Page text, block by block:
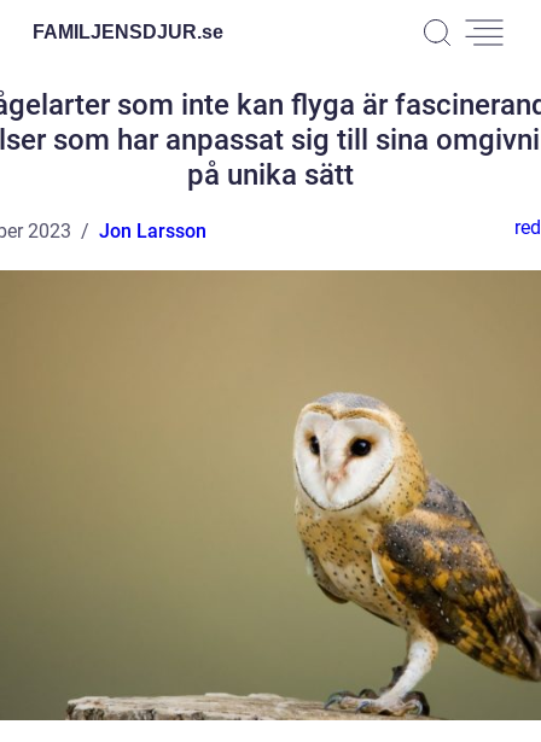
FAMILJENSDJUR.se
som inte kan flyga är
som har anpassat sig till sina
på unika sätt
2023 Jon Larsson